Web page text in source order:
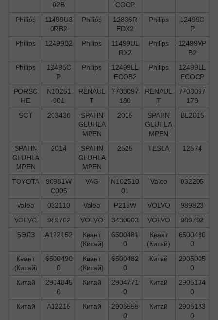
02B
COCP
Philips
11499U3
0RB2
Philips
12836R
EDX2
Philips
12499C
P
Philips
12499B2 Philips
11499UL
RX2
Philips
12499VP
B2
Philips
12495C
P
Philips
12499LL
ECOB2
Philips
12499LL
ECOCP
PORSC
HE
N10251
001
RENAUL
T
7703097
180
RENAUL
T
7703097
179
SCT
203430
SPAHN
GLUHLA
MPEN
2015
SPAHN
GLUHLA
MPEN
BL2015
SPAHN
GLUHLA
MPEN
2014
SPAHN
GLUHLA
MPEN
2525 TESLA 12574
TOYOTA
90981W
C005
VAG
N102510
01
Valeo 032205
Valeo 032110 Valeo P215W VOLVO
989823
VOLVO
989762 VOLVO 3430003 VOLVO
989792
БЭЛЗ
А122152
Квант
(Китай)
6500481
0
Квант
(Китай)
6500480
0
Квант
(Китай)
6500490
0
Квант
(Китай)
6500482
0
Китай
2905005
0
Китай
2904845
0
Китай
2904771
0
Китай
2905134
0
Китай
А12215 Китай
2905555
0
Китай
2905133
0